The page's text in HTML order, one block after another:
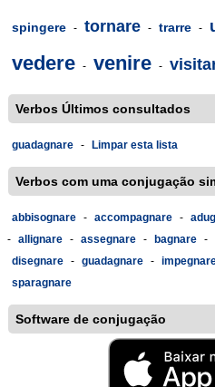
spingere - tornare - trarre -
vedere - venire -
Verbos Últimos consultados
guadagnare - Limpar esta lista
Verbos com uma conjugação
abbisognare - accompagnare -
- allignare - assegnare - bagnare -
disegnare - guadagnare -
sparagnare
Software de conjugação